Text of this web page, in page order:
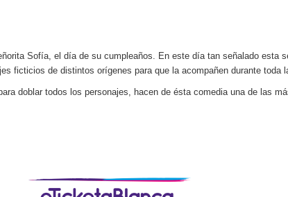
Sofía, el día de su cumpleaños. En este día tan señalado esta
ficticios de distintos orígenes para que la acompañen durante toda
doblar todos los personajes, hacen de ésta comedia una de las